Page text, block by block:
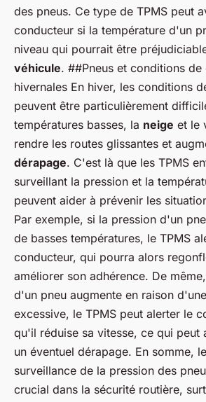
des pneus. Ce type de TPMS peut
conducteur si la température d'un
niveau qui pourrait être
véhicule. ##Pneus et conditions de
hivernales En hiver, les conditions
peuvent être particulièrement
températures basses, la neige et le
rendre les routes glissantes et
dérapage. C'est là que les TPMS
surveillant la pression et la
peuvent aider à prévenir les
Par exemple, si la pression d'un
de basses températures, le TPMS
conducteur, qui pourra alors
améliorer son adhérence. De
d'un pneu augmente en raison
excessive, le TPMS peut alerter le
qu'il réduise sa vitesse, ce qui peut
un éventuel dérapage. En somme,
surveillance de la pression des
crucial dans la sécurité routière,